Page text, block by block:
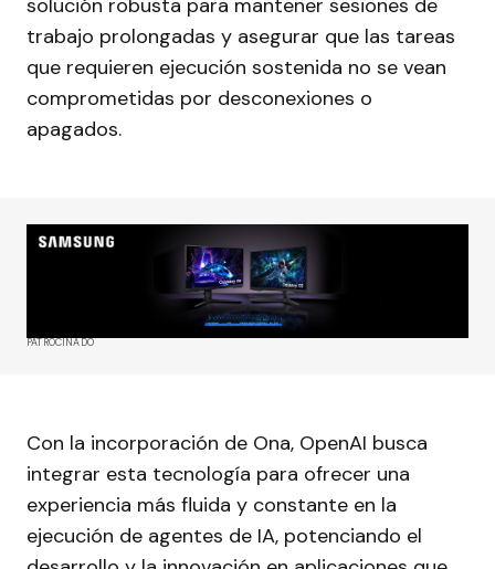
solución robusta para mantener sesiones de
trabajo prolongadas y asegurar que las tareas
que requieren ejecución sostenida no se vean
comprometidas por desconexiones o
apagados.
PATROCINADO
Con la incorporación de Ona, OpenAI busca
integrar esta tecnología para ofrecer una
experiencia más fluida y constante en la
ejecución de agentes de IA, potenciando el